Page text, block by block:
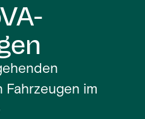
Fahrzeugen im